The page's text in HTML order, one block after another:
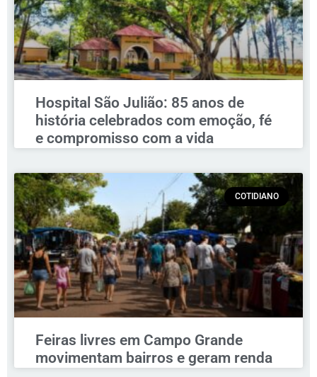
Hospital São Julião: 85 anos de
história celebrados com emoção, fé
e compromisso com a vida
COTIDIANO
Feiras livres em Campo Grande
movimentam bairros e geram renda